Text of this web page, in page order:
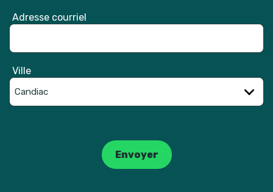
Adresse courriel
Ville
Envoyer